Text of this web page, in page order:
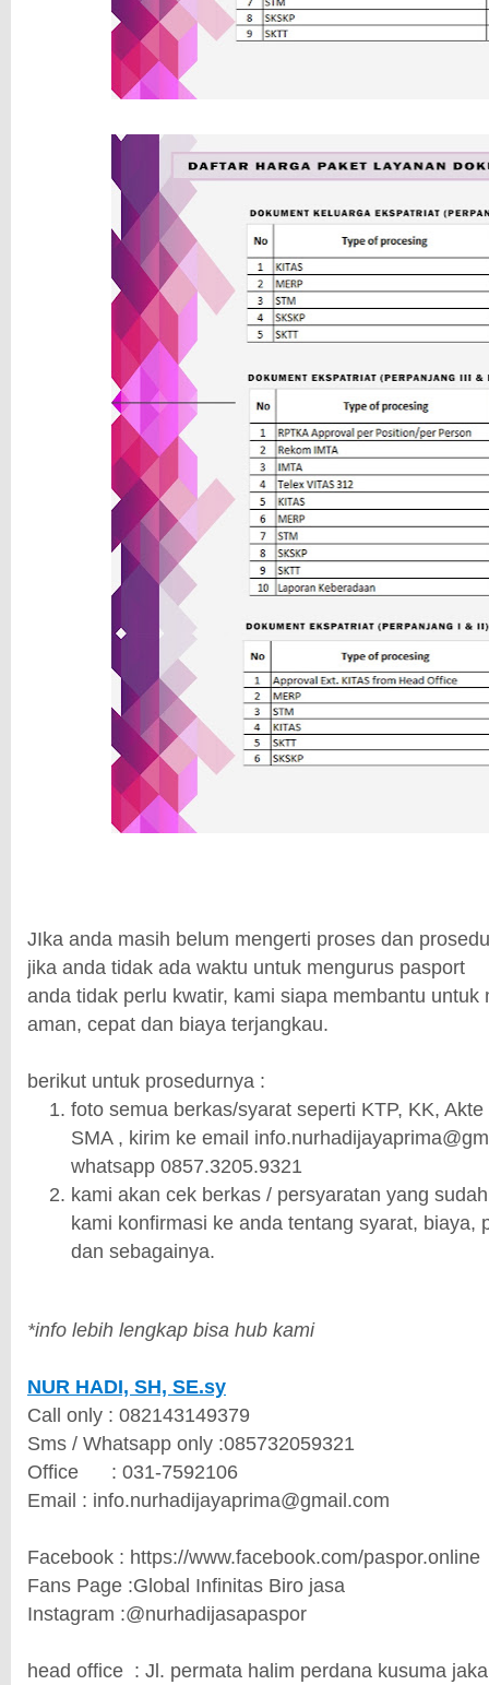
JIka anda masih belum mengerti proses dan
jika anda tidak ada waktu untuk mengurus pasport
anda tidak perlu kwatir, kami siapa membantu untuk
aman, cepat dan biaya terjangkau.
berikut untuk prosedurnya :
foto semua berkas/syarat seperti KTP, KK,
SMA , kirim ke email
whatsapp 0857.3205.9321
kami akan cek berkas / persyaratan yang
kami konfirmasi ke anda tentang syarat, biaya,
dan sebagainya.
*info lebih lengkap bisa hub kami
NUR HADI, SH, SE.sy
Call only : 082143149379
Sms / Whatsapp only :085732059321
Office : 031-7592106
Email : info.nurhadijayaprima@gmail.com
Facebook : https://www.facebook.com/paspor.online
Fans Page :Global Infinitas Biro jasa
Instagram :@nurhadijasapaspor
head office : Jl. permata halim perdana kusuma